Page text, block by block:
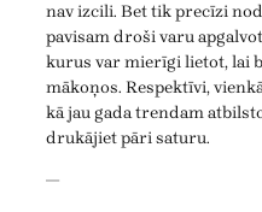
nav izcili. Bet tik precīzi
pavisam droši varu
kurus var mierīgi lietot, lai
mākoņos. Respektīvi,
kā jau gada trendam
drukājiet pāri saturu.
—